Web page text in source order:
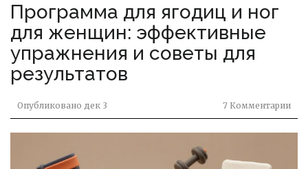
Программа для ягодиц и ног
для женщин: эффективные
упражнения и советы для
результатов
Опубликовано дек 3 7 Комментарии